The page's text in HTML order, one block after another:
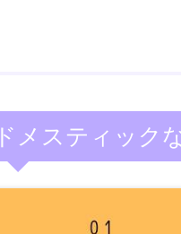
ドメスティック